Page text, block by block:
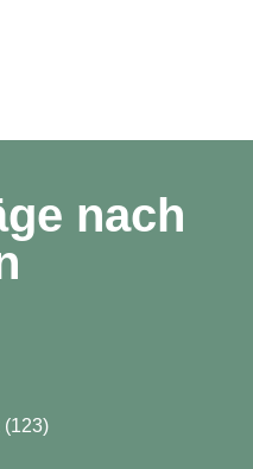
nach
(123)